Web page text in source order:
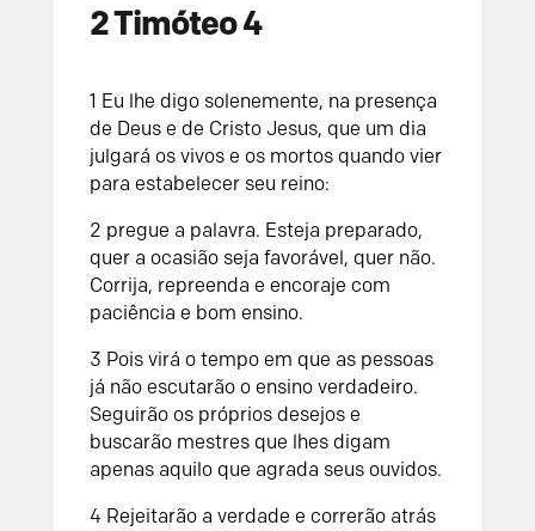
2 Timóteo 4
1 Eu lhe digo solenemente, na presença
de Deus e de Cristo Jesus, que um dia
julgará os vivos e os mortos quando vier
para estabelecer seu reino:
2 pregue a palavra. Esteja preparado,
quer a ocasião seja favorável, quer não.
Corrija, repreenda e encoraje com
paciência e bom ensino.
3 Pois virá o tempo em que as pessoas
já não escutarão o ensino verdadeiro.
Seguirão os próprios desejos e
buscarão mestres que lhes digam
apenas aquilo que agrada seus ouvidos.
4 Rejeitarão a verdade e correrão atrás